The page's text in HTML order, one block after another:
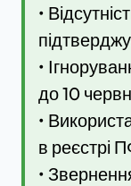
•
•
до 10
•
в реєстрі
•